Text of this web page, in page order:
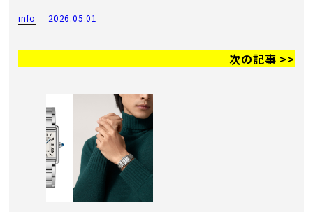
info 2026.05.01
次の記事 >>